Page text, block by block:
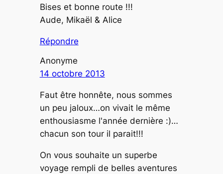
Bises et bonne route !!!
Aude, Mikaël & Alice
Répondre
Anonyme
14 octobre 2013
Faut être honnête, nous sommes
un peu jaloux…on vivait le même
enthousiasme l'année dernière :)…
chacun son tour il parait!!!
On vous souhaite un superbe
voyage rempli de belles aventures